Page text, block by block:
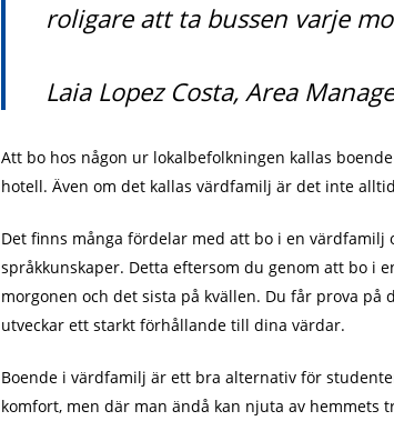
roligare att ta bussen varje
Laia Lopez Costa, Area
Att bo hos någon ur lokalbefolkningen kallas
hotell. Även om det kallas värdfamilj är det inte
Det finns många fördelar med att bo i en
språkkunskaper. Detta eftersom du genom att bo i
morgonen och det sista på kvällen. Du får prova
utveckar ett starkt förhållande till dina värdar.
Boende i värdfamilj är ett bra alternativ för
komfort, men där man ändå kan njuta av hemmets